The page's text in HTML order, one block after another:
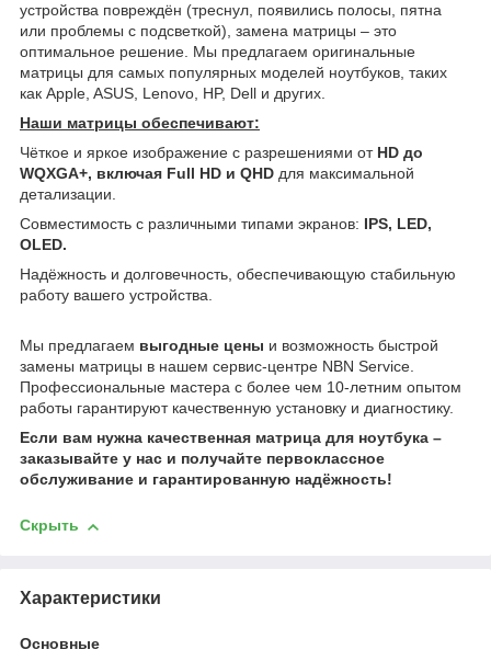
устройства повреждён (треснул, появились полосы, пятна
или проблемы с подсветкой), замена матрицы – это
оптимальное решение. Мы предлагаем оригинальные
матрицы для самых популярных моделей ноутбуков, таких
как Apple, ASUS, Lenovo, HP, Dell и других.
Наши матрицы обеспечивают:
Чёткое и яркое изображение с разрешениями от HD до
WQXGA+, включая Full HD и QHD для максимальной
детализации.
Совместимость с различными типами экранов: IPS, LED,
OLED.
Надёжность и долговечность, обеспечивающую стабильную
работу вашего устройства.
Мы предлагаем выгодные цены и возможность быстрой
замены матрицы в нашем сервис-центре NBN Service.
Профессиональные мастера с более чем 10-летним опытом
работы гарантируют качественную установку и диагностику.
Если вам нужна качественная матрица для ноутбука –
заказывайте у нас и получайте первоклассное
обслуживание и гарантированную надёжность!
Скрыть
Характеристики
Основные